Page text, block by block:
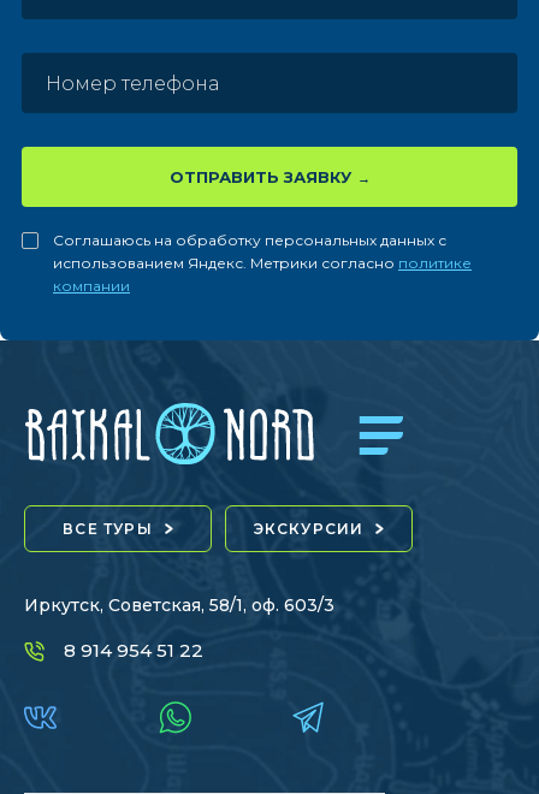
ОТПРАВИТЬ ЗАЯВКУ
Соглашаюсь на обработку персональных данных с
использованием Яндекс. Метрики согласно политике
компании
ВСЕ ТУРЫ ЭКСКУРСИИ
Иркутск, Советская, 58/1, оф. 603/3
8 914 954 51 22